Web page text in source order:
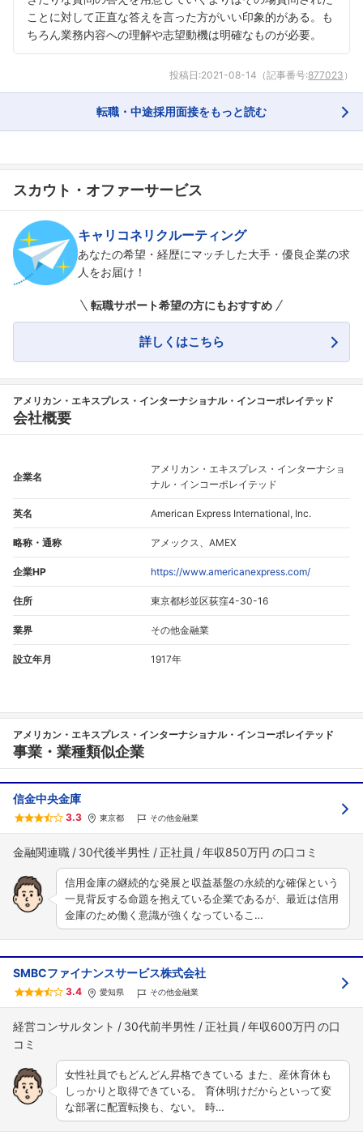
ことに対して正直な答えを言った方がいい印象的がある。も
ちろん業務内容への理解や志望動機は明確なものが必要。
投稿日:2021-08-14 （記事番号:877023 ）
転職・中途採用面接をもっと読む
スカウト・オファーサービス
キャリコネリクルーティング
あなたの希望・経歴にマッチした大手・優良企業の求
人をお届け！
転職サポート希望の方にもおすすめ
詳しくはこちら
アメリカン・エキスプレス・インターナショナル・インコーポレイテッド
会社概要
企業名
アメリカン・エキスプレス・インターナショ
ナル・インコーポレイテッド
英名 American Express International, Inc.
略称・通称 アメックス、AMEX
企業HP https://www.americanexpress.com/
住所 東京都杉並区荻窪4-30-16
業界 その他金融業
設立年月 1917年
アメリカン・エキスプレス・インターナショナル・インコーポレイテッド
事業・業種類似企業
信金中央金庫
3.3 東京都 その他金融業
金融関連職 30代後半男性 正社員 年収850万円
信用金庫の継続的な発展と収益基盤の永続的な確保という
一見背反する命題を抱えている企業であるが、最近は信用
金庫のため働く意識が強くなっているこ…
SMBCファイナンスサービス株式会社
3.4 愛知県 その他金融業
経営コンサルタント 30代前半男性 正社員 年収600万円
女性社員でもどんどん昇格できている また、産休育休も
しっかりと取得できている。 育休明けだからといって変
な部署に配置転換も、ない。 時…